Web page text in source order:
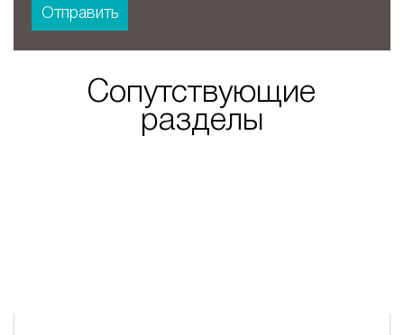
Отправить
Сопутствующие
разделы